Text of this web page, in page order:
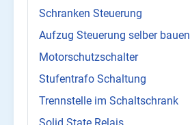
Schranken Steuerung
Aufzug Steuerung selber bauen
Motorschutzschalter
Stufentrafo Schaltung
Trennstelle im Schaltschrank